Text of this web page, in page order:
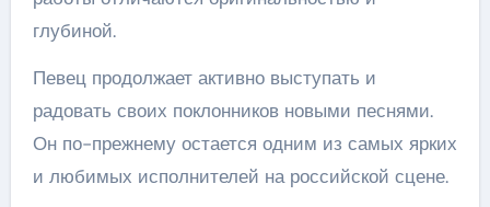
глубиной.
Певец продолжает активно выступать и
радовать своих поклонников новыми песнями.
Он по-прежнему остается одним из самых ярких
и любимых исполнителей на российской сцене.